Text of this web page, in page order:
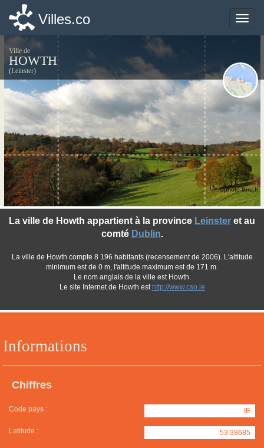
Toggle
Villes.co
Ville de
HOWTH
(Leinster)
Informations
Chiffres
Code pays : IE
Latitude : 53.38685
La ville de Howth appartient à la province Leinster et au
comté Dublin.
La ville de Howth compte 8 196 habitants (recensement de 2006). L'altitude
minimum est de 0 m, l'altitude maximum est de 171 m.
Le nom anglais de la ville est Howth.
Le site Internet de Howth est http://www.cso.ie
©photo-libre.fr
Toggle
Villes.co